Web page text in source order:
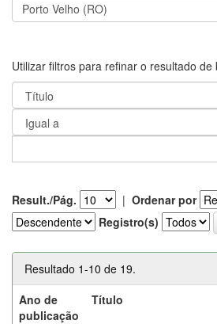
Utilizar filtros para refinar o resultado de
Result./Pág. | Ordenar por
Registro(s)
Resultado 1-10 de 19.
Ano de
publicação
Título